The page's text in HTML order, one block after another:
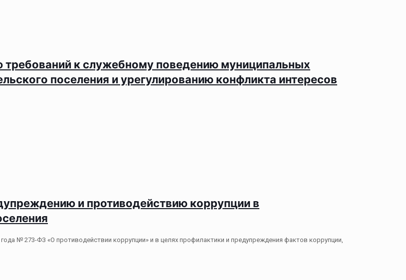
к служебному поведению муниципальных
поселения и урегулированию конфликта интересов
и противодействию коррупции в
№ 273-ФЗ «О противодействии коррупции» и в целях профилактики и предупреждения фактов коррупции,